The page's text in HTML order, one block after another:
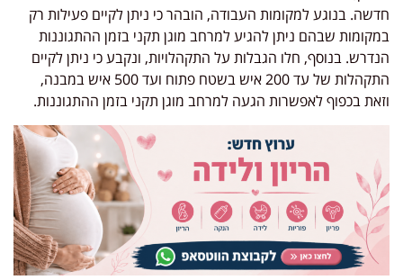
חדשה. בנוגע למקומות העבודה, הובהר כי ניתן לקיים פעילות רק
במקומות שבהם ניתן להגיע למרחב מוגן תקני בזמן ההתגוננות
הנדרש. בנוסף, חלו הגבלות על התקהלויות, ונקבע כי ניתן לקיים
התקהלות של עד 200 איש בשטח פתוח ועד 500 איש במבנה,
וזאת בכפוף לאפשרות הגעה למרחב מוגן תקני בזמן ההתגוננות.